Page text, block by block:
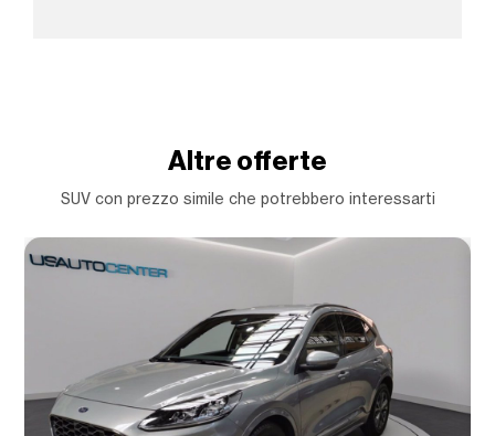
Altre offerte
SUV con prezzo simile che potrebbero interessarti